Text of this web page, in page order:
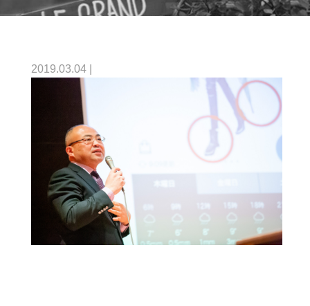
2019.03.04|